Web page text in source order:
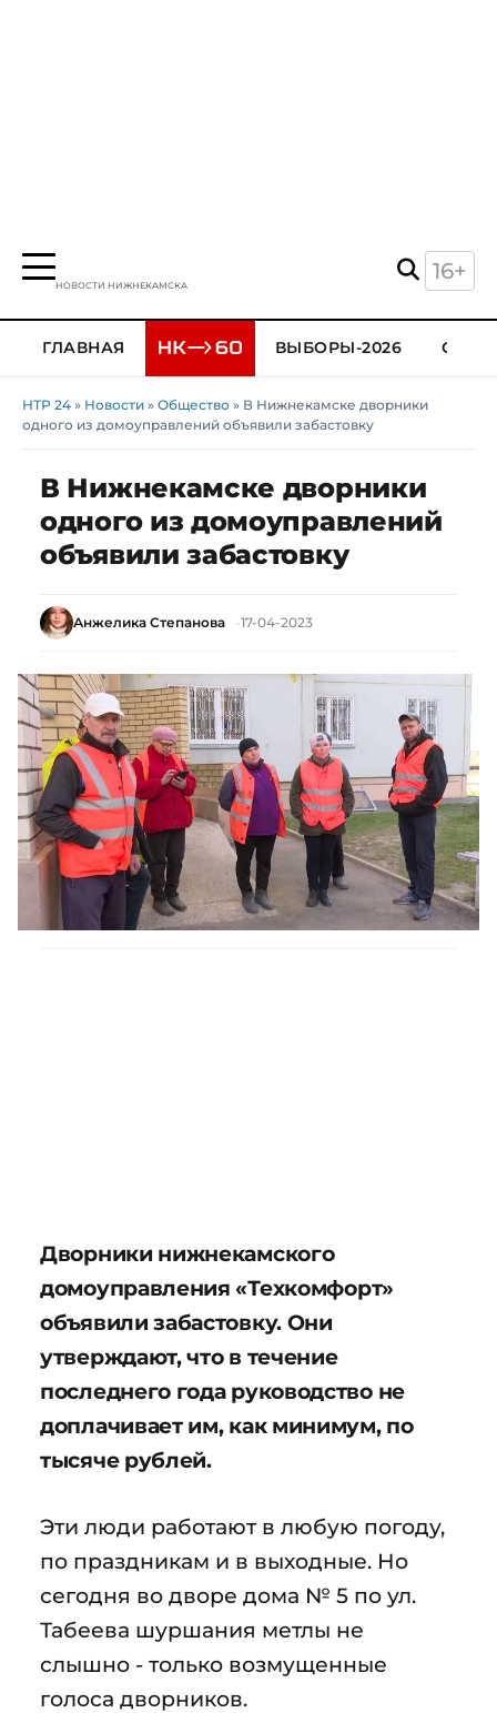
НОВОСТИ НИЖНЕКАМСКА
16+
ГЛАВНАЯ ВЫБОРЫ-2026
НТР 24 » Новости » Общество » В Нижнекамске дворники
одного из домоуправлений объявили забастовку
В Нижнекамске дворники
одного из домоуправлений
объявили забастовку
Анжелика Степанова 17-04-2023
Дворники нижнекамского
домоуправления «Техкомфорт»
объявили забастовку. Они
утверждают, что в течение
последнего года руководство не
доплачивает им, как минимум, по
тысяче рублей.
Эти люди работают в любую погоду,
по праздникам и в выходные. Но
сегодня во дворе дома № 5 по ул.
Табеева шуршания метлы не
слышно - только возмущенные
голоса дворников.